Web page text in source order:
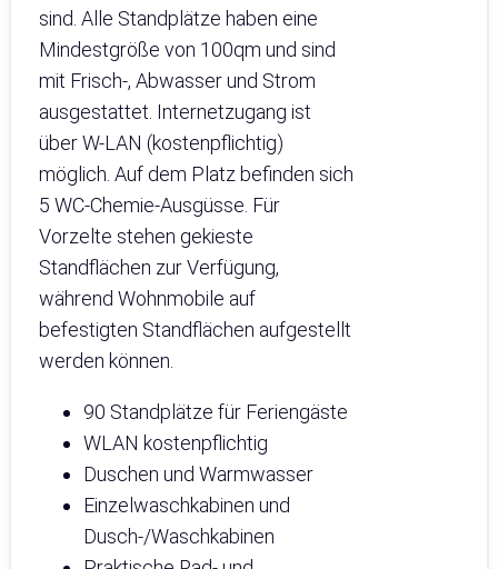
sind. Alle Standplätze haben eine
Mindestgröße von 100qm und sind
mit Frisch-, Abwasser und Strom
ausgestattet. Internetzugang ist
über W-LAN (kostenpflichtig)
möglich. Auf dem Platz befinden sich
5 WC-Chemie-Ausgüsse. Für
Vorzelte stehen gekieste
Standflächen zur Verfügung,
während Wohnmobile auf
befestigten Standflächen aufgestellt
werden können.
90 Standplätze für Feriengäste
WLAN kostenpflichtig
Duschen und Warmwasser
Einzelwaschkabinen und
Dusch-/Waschkabinen